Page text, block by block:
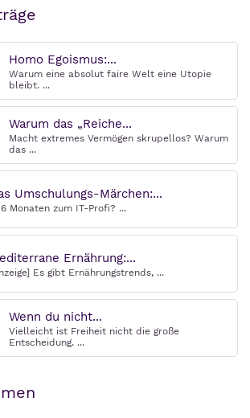
Homo Egoismus:...
Warum eine absolut faire Welt eine Utopie
bleibt. ...
Warum das „Reiche...
Macht extremes Vermögen skrupellos? Warum
das ...
Umschulungs-Märchen:...
Monaten zum IT-Profi? ...
Ernährung:...
Es gibt Ernährungstrends, ...
Wenn du nicht...
Vielleicht ist Freiheit nicht die große
Entscheidung. ...